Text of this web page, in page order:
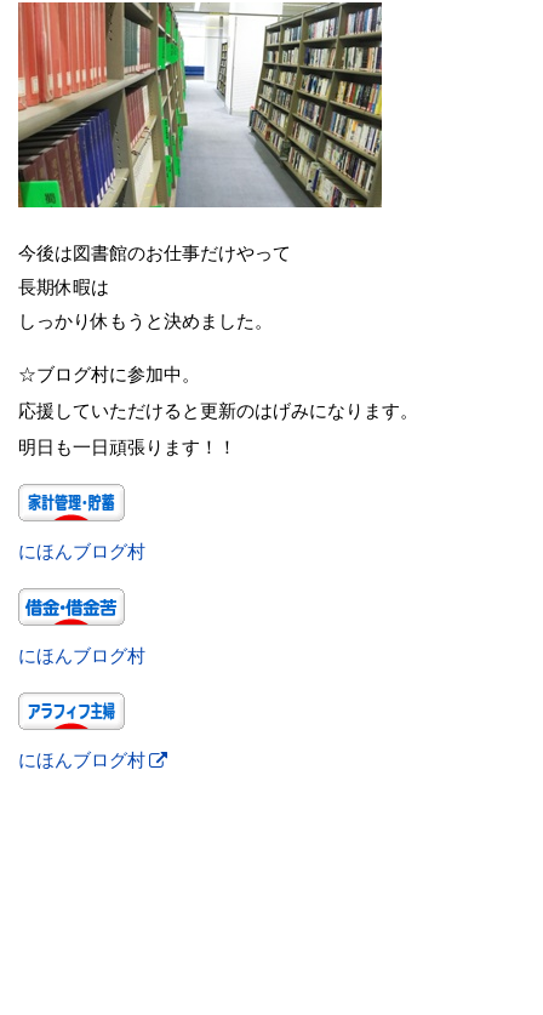
今後は図書館のお仕事だけやって
長期休暇は
しっかり休もうと決めました。
☆ブログ村に参加中。
応援していただけると更新のはげみになります。
明日も一日頑張ります！！
にほんブログ村
にほんブログ村
にほんブログ村